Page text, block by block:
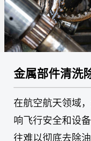
金属部件清洗
在航空航天领域
响飞行安全和设
往难以彻底去除